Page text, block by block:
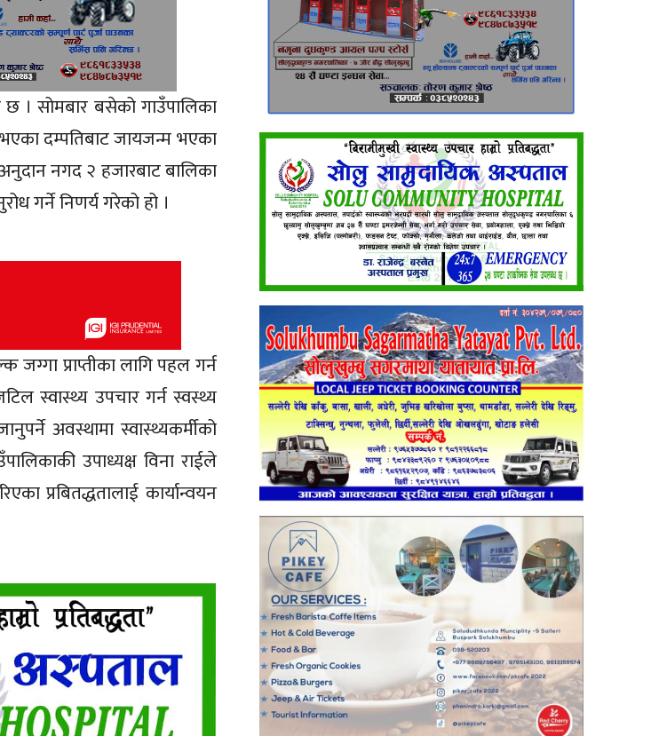
। सोमबार बसेको गाउँपालिका
दम्पतिबाट जायजन्म भएका
नगद २ हजारबाट बालिका
गर्ने निणर्य गरेको हो ।
जग्गा प्राप्तीका लागि पहल गर्न
स्वास्थ्य उपचार गर्न स्वस्थ्य
अवस्थामा स्वास्थ्यकर्मीको
उपाध्यक्ष विना राईले
प्रबितद्धतालाई कार्यान्वयन